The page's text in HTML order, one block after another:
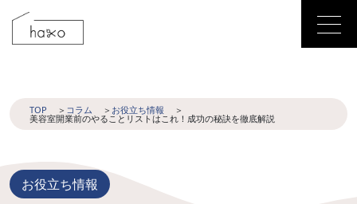
TOP コラム お役立ち情報
美容室開業前のやることリストはこれ！成功の秘訣を徹底解説
お役立ち情報